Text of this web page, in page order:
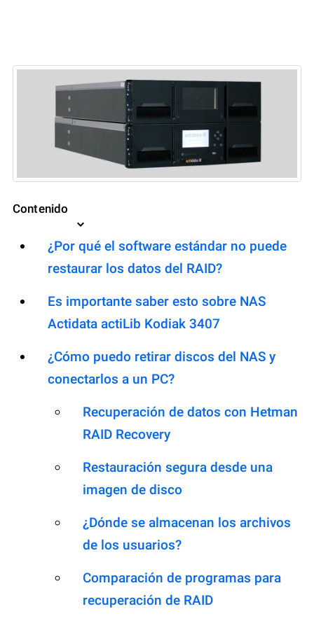
Contenido
¿Por qué el software estándar no puede
restaurar los datos del RAID?
Es importante saber esto sobre NAS
Actidata actiLib Kodiak 3407
¿Cómo puedo retirar discos del NAS y
conectarlos a un PC?
Recuperación de datos con Hetman
RAID Recovery
Restauración segura desde una
imagen de disco
¿Dónde se almacenan los archivos
de los usuarios?
Comparación de programas para
recuperación de RAID